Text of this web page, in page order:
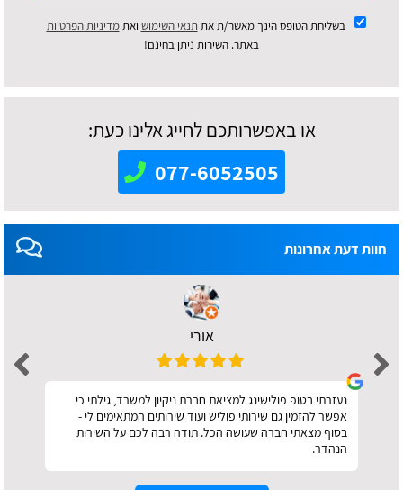
בשליחת הטופס הינך מאשר/ת את תנאי השימוש ואתמדיניות הפרטיות
באתר. השירות ניתן בחינם!
או באפשרותכם לחייג אלינו כעת:
077-6052505
חוות דעת אחרונות
אורי
נעזרתי בטופ פולישינג למציאת חברת ניקיון למשרד, גילתי כי
אפשר להזמין גם שירותי פוליש ועוד שירותים המתאימים לי -
בסוף מצאתי חברה שעושה הכל. תודה רבה לכם על השירות
הנהדר.